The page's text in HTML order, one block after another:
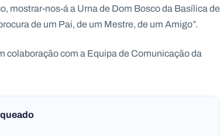
mostrar-nos-á a Urna de Dom Bosco da Basílica de
de um Pai, de um Mestre, de um Amigo”.
colaboração com a Equipa de Comunicação da